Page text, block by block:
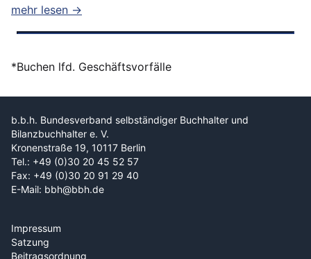
Bundesfinanzhof...
mehr lesen →
*Buchen lfd. Geschäftsvorfälle
b.b.h. Bundesverband selbständiger Buchhalter und
Bilanzbuchhalter e. V.
Kronenstraße 19, 10117 Berlin
Tel.: +49 (0)30 20 45 52 57
Fax: +49 (0)30 20 91 29 40
E-Mail: bbh@bbh.de
Impressum
Satzung
Beitragsordnung